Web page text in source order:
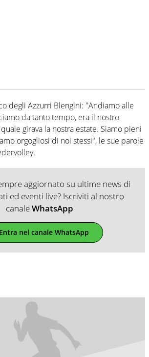
degli Azzurri Blengini: "Andiamo alle
da tanto tempo, era il nostro
girava la nostra estate. Siamo pieni
orgogliosi di noi stessi", le sue parole
aggiornato su ultime news di
ed eventi live? Iscriviti al nostro
canaleWhatsApp
nel canale WhatsApp